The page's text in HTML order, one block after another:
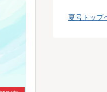
夏号トップ